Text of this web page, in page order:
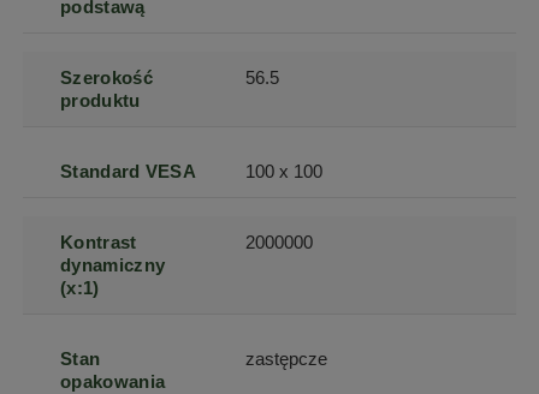
podstawą
Szerokość
produktu
56.5
Standard VESA 100 x 100
Kontrast
dynamiczny
(x:1)
2000000
Stan
opakowania
zastępcze